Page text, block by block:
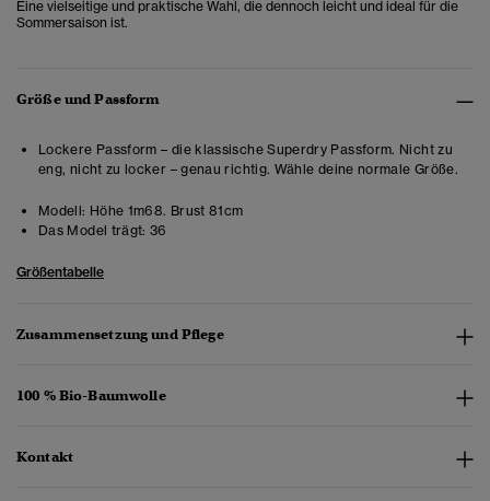
Eine vielseitige und praktische Wahl, die dennoch leicht und ideal für die
Sommersaison ist.
Größe und Passform
Lockere Passform – die klassische Superdry Passform. Nicht zu
eng, nicht zu locker – genau richtig. Wähle deine normale Größe.
Modell: Höhe 1m68. Brust 81cm
Das Model trägt: 36
Größentabelle
Zusammensetzung und Pflege
100 % Bio-Baumwolle
Kontakt